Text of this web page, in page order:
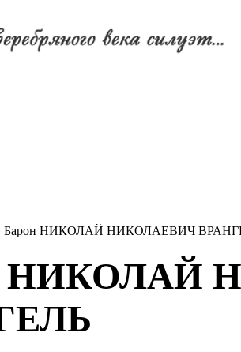
Барон НИКОЛАЙ НИКОЛАЕВИЧ
НИКОЛАЙ